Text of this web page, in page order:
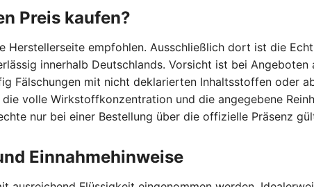
Preis kaufen?
Herstellerseite empfohlen. Ausschließlich dort ist die
innerhalb Deutschlands. Vorsicht ist bei Angeboten
Fälschungen mit nicht deklarierten Inhaltsstoffen oder
volle Wirkstoffkonzentration und die angegebene
nur bei einer Bestellung über die offizielle Präsenz
Einnahmehinweise